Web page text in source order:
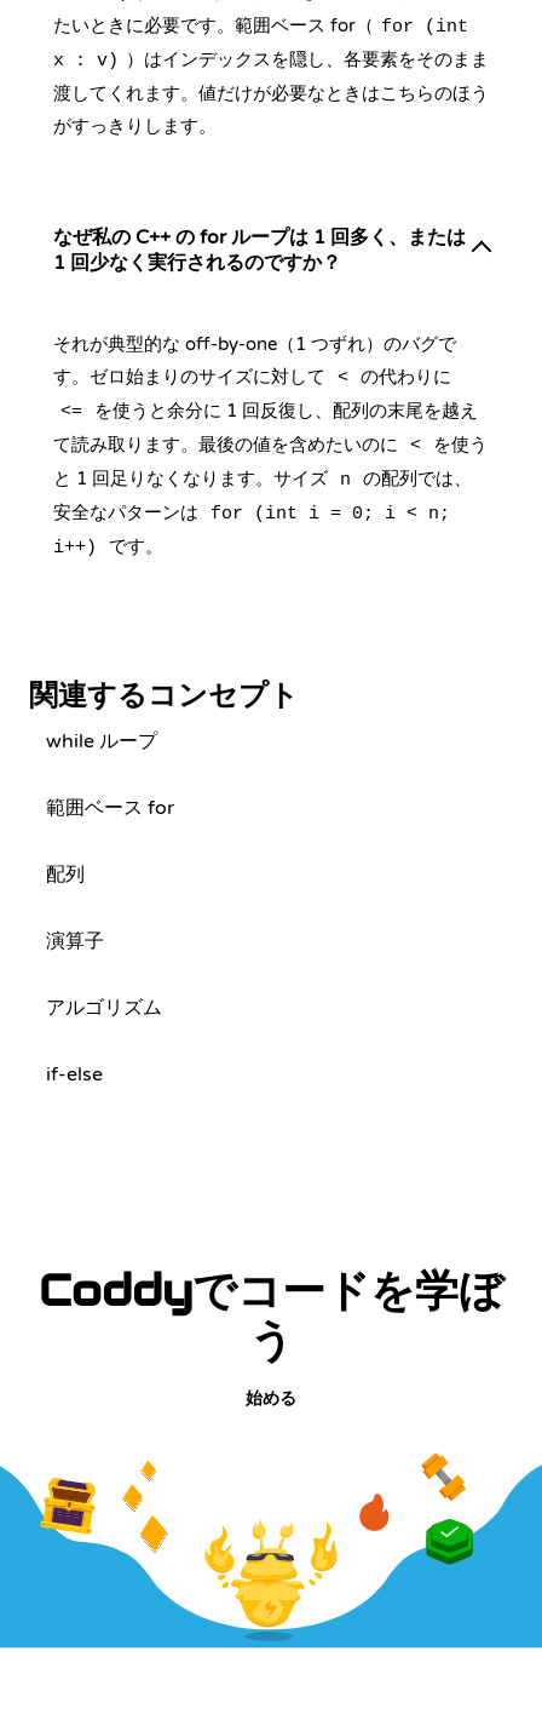
たいときに必要です。 範囲ベース for （ for (int
x : v) ）はインデックスを隠し、各要素をそのまま
渡してくれます。値だけが必要なときはこちらのほう
がすっきりします。
なぜ私の C++ の for ループは 1 回多く、または
1 回少なく実行されるのですか？
それが典型的な off-by-one（1 つずれ）のバグで
す。ゼロ始まりのサイズに対して
< の代わりに
<=
を使うと余分に 1 回反復し、配列の末尾を越え
て読み取ります。最後の値を含めたいのに
<
を使う
と 1 回足りなくなります。サイズ
n
の配列では、
安全なパターンは
for (int i = 0; i < n;
i++)
です。
関連するコンセプト
while ループ
範囲ベース for
配列
演算子
アルゴリズム
if-else
Coddyでコードを学ぼ
う
始める